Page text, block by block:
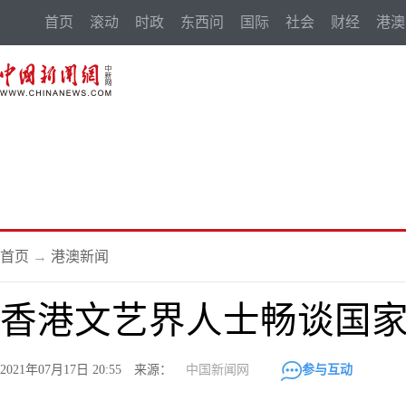
首页 滚动 时政 东西问 国际 社会 财经 港澳
首页 → 港澳新闻
香港文艺界人士畅谈国
2021年07月17日 20:55 来源： 中国新闻网 参与互动